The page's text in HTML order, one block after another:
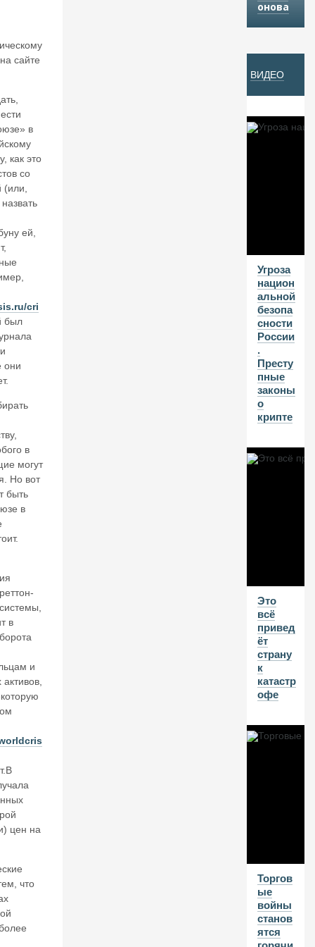
07
20
26
В
а
л
и
ат
о
н
о
о
н
н
ы
й
о
и
П
р
о
ае
м
н
о
н
ка
п
н
сайте
в
как это
со
ей,
cri
был
они
в
могут
Но вот
быть
в
в
и
цен на
что
онова
ВИДЕО
Угроза
национ
альной
безопа
сности
России
.
Престу
пные
законы
о
крипте
Это
всё
привед
ёт
страну
к
катастр
офе
Торгов
ые
войны
станов
ятся